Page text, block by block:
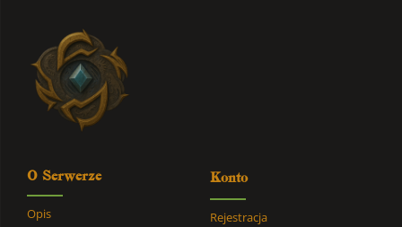
O Serwerze
Opis
Konto
Rejestracja